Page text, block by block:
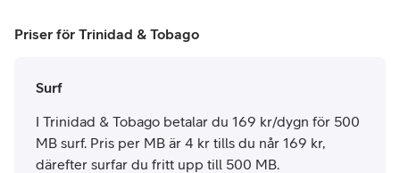
Priser för Trinidad & Tobago
Surf
I Trinidad & Tobago betalar du 169 kr/dygn för 500
MB surf. Pris per MB är 4 kr tills du når 169 kr,
därefter surfar du fritt upp till 500 MB.